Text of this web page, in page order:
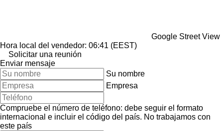
Google Street View
Hora local del vendedor: 06:41 (EEST)
Solicitar una reunión
Enviar mensaje
Su nombre
Empresa
Compruebe el número de teléfono: debe seguir el formato
internacional e incluir el código del país. No trabajamos con
este país